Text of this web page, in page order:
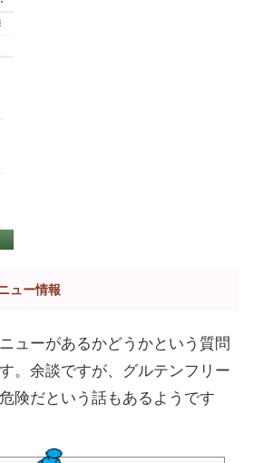
ュー情報
ューがあるかどうかという質問
。余談ですが、グルテンフリー
険だという話もあるようです